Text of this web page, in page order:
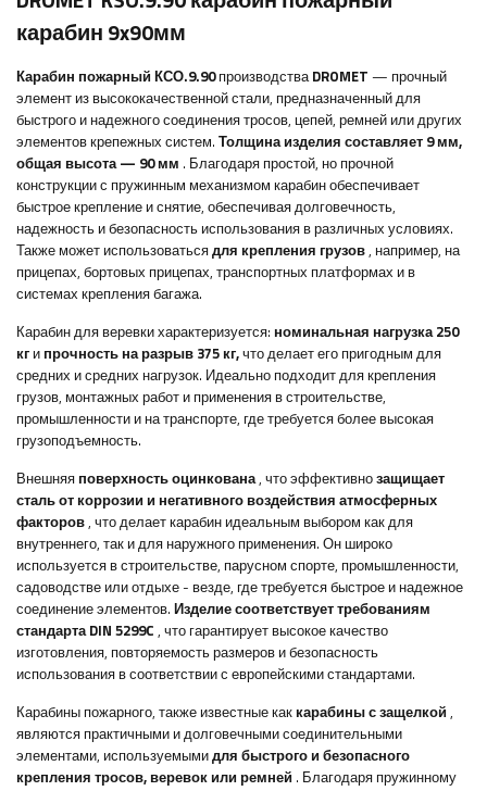
карабин 9x90мм
Карабин пожарный КСО.9.90производстваDROMET — прочный
элемент из высококачественной стали, предназначенный для
быстрого и надежного соединения тросов, цепей, ремней или других
элементов крепежных систем. Толщина изделия составляет 9 мм,
общая высота — 90 мм . Благодаря простой, но прочной
конструкции с пружинным механизмом карабин обеспечивает
быстрое крепление и снятие, обеспечивая долговечность,
надежность и безопасность использования в различных условиях.
Также может использоватьсядля крепления грузов, например, на
прицепах, бортовых прицепах, транспортных платформах и в
системах крепления багажа.
Карабин для веревки характеризуется: номинальная нагрузка 250
кг и прочность на разрыв 375 кг,что делает его пригодным для
средних и средних нагрузок. Идеально подходит для крепления
грузов, монтажных работ и применения в строительстве,
промышленности и на транспорте, где требуется более высокая
грузоподъемность.
Внешняя поверхность оцинкована, что эффективнозащищает
сталь от коррозии и негативного воздействия атмосферных
факторов, что делает карабин идеальным выбором как для
внутреннего, так и для наружного применения. Он широко
используется в строительстве, парусном спорте, промышленности,
садоводстве или отдыхе - везде, где требуется быстрое и надежное
соединение элементов. Изделие соответствует требованиям
стандарта DIN 5299C , что гарантирует высокое качество
изготовления, повторяемость размеров и безопасность
использования в соответствии с европейскими стандартами.
Карабины пожарного, также известные как карабины с защелкой ,
являются практичными и долговечными соединительными
элементами, используемымидля быстрого и безопасного
крепления тросов, веревок или ремней . Благодаря пружинному